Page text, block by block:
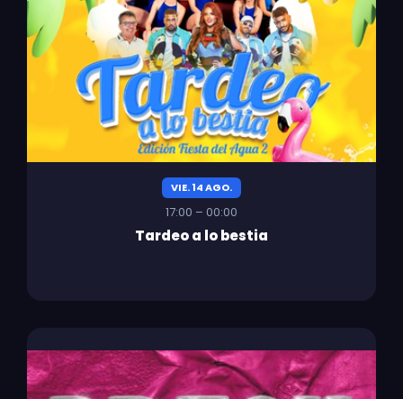
VIE. 14 AGO.
17:00 – 00:00
Tardeo a lo bestia